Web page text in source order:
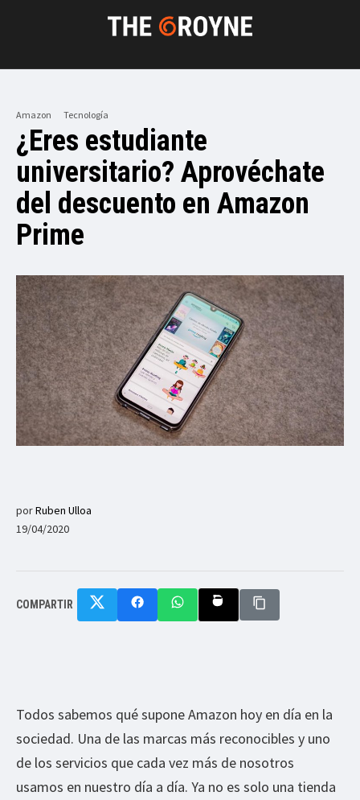
Amazon Tecnología
¿Eres estudiante
universitario? Aprovéchate
del descuento en Amazon
Prime
porRuben Ulloa
19/04/2020
COMPARTIR
Todos sabemos qué supone Amazon hoy en día en la
sociedad. Una de las marcas más reconocibles y uno
de los servicios que cada vez más de nosotros
usamos en nuestro día a día. Ya no es solo una tienda